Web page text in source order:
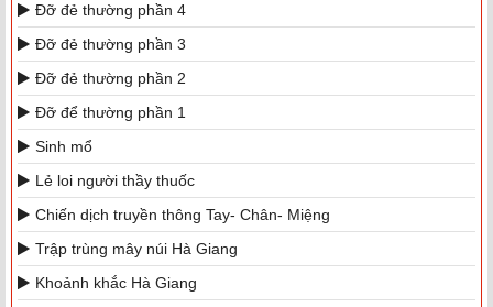
Đỡ đẻ thường phần 4
Đỡ đẻ thường phần 3
Đỡ đẻ thường phần 2
Đỡ để thường phần 1
Sinh mổ
Lẻ loi người thầy thuốc
Chiến dịch truyền thông Tay- Chân- Miệng
Trập trùng mây núi Hà Giang
Khoảnh khắc Hà Giang